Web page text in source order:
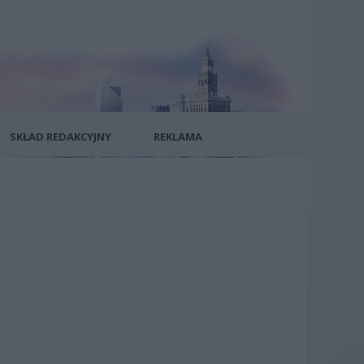
SKŁAD REDAKCYJNY REKLAMA